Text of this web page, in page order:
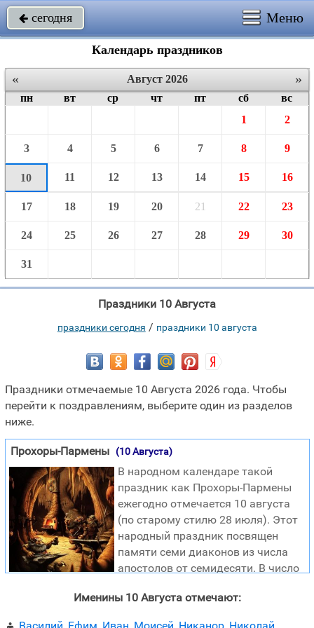
 сегодня Меню
Календарь праздников
« »
Август 2026
пн
вт ср чт пт сб
вс
1
2
3 4 5 6 7 8 9
10 11 12 13 14 15 16
17 18 19 20 21 22 23
24 25 26 27 28 29 30
31
Праздники 10 Августа
праздники сегодня / праздники 10 августа
Праздники отмечаемые 10 Августа 2026 года. Чтобы
перейти к поздравлениям, выберите один из разделов
ниже.
Прохоры-Пармены (10 Августа)
В народном календаре такой
праздник как Прохоры-Пармены
ежегодно отмечается 10 августа
(по старому стилю 28 июля). Этот
народный праздник посвящен
памяти семи диаконов из числа
апостолов от семидесяти. В число
Никанор, Тимон, Николай, Прохор и Пармен. В честь
Именины 10 Августа отмечают: